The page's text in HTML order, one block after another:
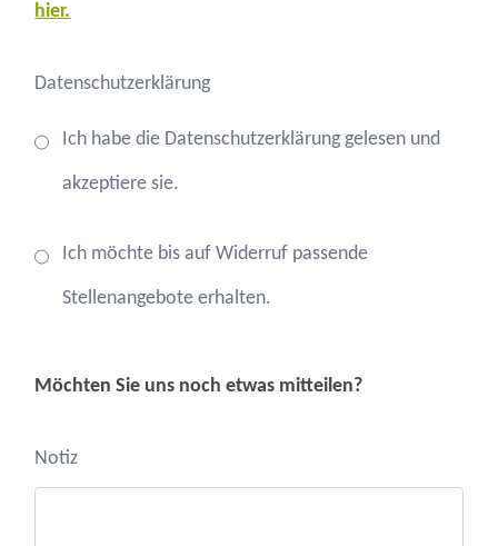
hier.
Datenschutzerklärung
Ich habe die Datenschutzerklärung gelesen und
akzeptiere sie.
Ich möchte bis auf Widerruf passende
Stellenangebote erhalten.
Möchten Sie uns noch etwas mitteilen?
Notiz